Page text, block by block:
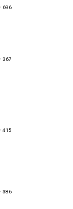
696
367
415
386